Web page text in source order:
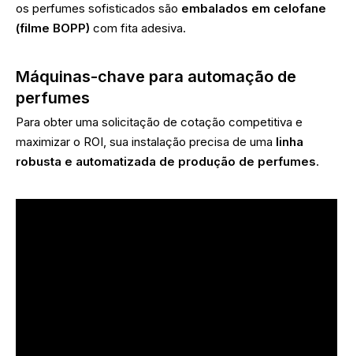
os perfumes sofisticados são embalados em celofane
(filme BOPP) com fita adesiva.
Máquinas-chave para automação de
perfumes
Para obter uma solicitação de cotação competitiva e
maximizar o ROI, sua instalação precisa de uma linha
robusta e automatizada de produção de perfumes.